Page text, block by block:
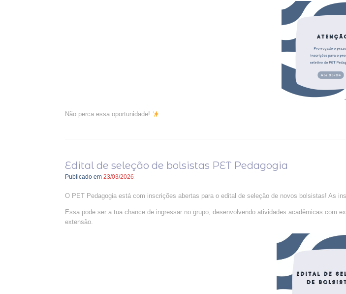
Não perca essa oportunidade!
Edital de seleção de bolsistas PET Pedagogia
Publicado em 23/03/2026
O PET Pedagogia está com inscrições abertas para o edital de seleção de novos bolsistas! As
Essa pode ser a tua chance de ingressar no grupo, desenvolvendo atividades acadêmicas com
extensão.